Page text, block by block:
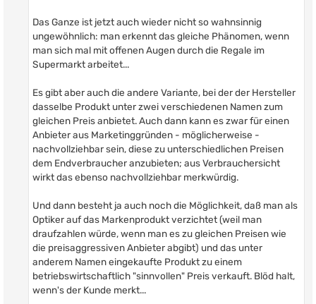
Das Ganze ist jetzt auch wieder nicht so wahnsinnig
ungewöhnlich: man erkennt das gleiche Phänomen, wenn
man sich mal mit offenen Augen durch die Regale im
Supermarkt arbeitet...
Es gibt aber auch die andere Variante, bei der der Hersteller
dasselbe Produkt unter zwei verschiedenen Namen zum
gleichen Preis anbietet. Auch dann kann es zwar für einen
Anbieter aus Marketinggründen - möglicherweise -
nachvollziehbar sein, diese zu unterschiedlichen Preisen
dem Endverbraucher anzubieten; aus Verbrauchersicht
wirkt das ebenso nachvollziehbar merkwürdig.
Und dann besteht ja auch noch die Möglichkeit, daß man als
Optiker auf das Markenprodukt verzichtet (weil man
draufzahlen würde, wenn man es zu gleichen Preisen wie
die preisaggressiven Anbieter abgibt) und das unter
anderem Namen eingekaufte Produkt zu einem
betriebswirtschaftlich "sinnvollen" Preis verkauft. Blöd halt,
wenn's der Kunde merkt...